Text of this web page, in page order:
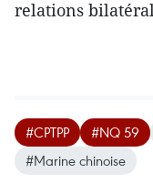
relations
#CPTPP #NQ 59
#Marine chinoise